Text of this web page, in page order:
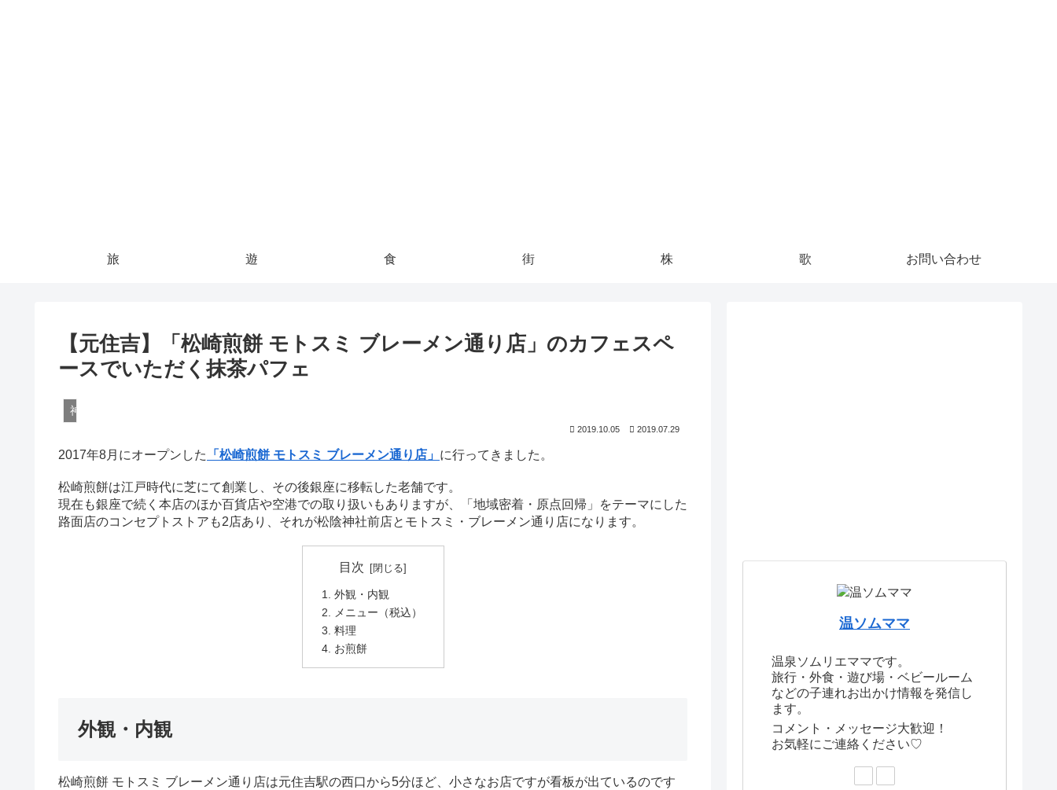
旅 遊 食 街 株 歌 お問い合わせ
【元住吉】「松崎煎餅 モトスミ ブレーメン通り店」のカフェスペ
ースでいただく抹茶パフェ
神奈川
2019.10.05 2019.07.29
2017年8月にオープンした 「松崎煎餅 モトスミ ブレーメン通り店」 に行ってきました。
松崎煎餅は江戸時代に芝にて創業し、その後銀座に移転した老舗です。
現在も銀座で続く本店のほか百貨店や空港での取り扱いもありますが、「地域密着・原点回帰」をテーマにした
路面店のコンセプトストアも2店あり、それが松陰神社前店とモトスミ・ブレーメン通り店になります。
目次
外観・内観
メニュー（税込）
料理
お煎餅
外観・内観
松崎煎餅 モトスミ ブレーメン通り店は元住吉駅の西口から5分ほど、小さなお店ですが看板が出ているのです
温ソムママ
温泉ソムリエママです。
旅行・外食・遊び場・ベビールーム
などの子連れお出かけ情報を発信し
ます。
コメント・メッセージ大歓迎！
お気軽にご連絡ください♡